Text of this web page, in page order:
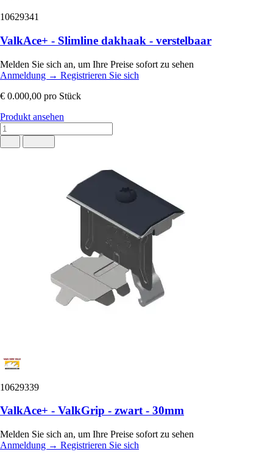
10629341
ValkAce+ - Slimline dakhaak - verstelbaar
Melden Sie sich an, um Ihre Preise sofort zu sehen
Anmeldung → Registrieren Sie sich
€ 0.000,00 pro Stück
Produkt ansehen
10629339
ValkAce+ - ValkGrip - zwart - 30mm
Melden Sie sich an, um Ihre Preise sofort zu sehen
Anmeldung → Registrieren Sie sich